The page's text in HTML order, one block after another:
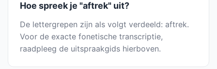
Hoe spreek je "aftrek" uit?
De lettergrepen zijn als volgt verdeeld: aftrek.
Voor de exacte fonetische transcriptie,
raadpleeg de uitspraakgids hierboven.